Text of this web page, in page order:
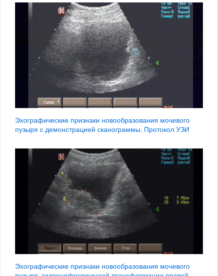
Эхографические признаки новообразования мочевого
пузыря с демонстрацией сканограммы. Протокол УЗИ
Эхографические признаки новообразования мочевого